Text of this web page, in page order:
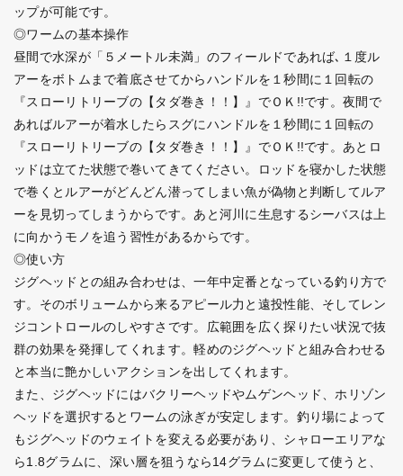
ップが可能です。
◎ワームの基本操作
昼間で水深が「５メートル未満」のフィールドであれば､１度ル
アーをボトムまで着底させてからハンドルを１秒間に１回転の
『スローリトリーブの【タダ巻き！！】』でＯＫ!!です。夜間で
あればルアーが着水したらスグにハンドルを１秒間に１回転の
『スローリトリーブの【タダ巻き！！】』でＯＫ!!です。あとロ
ッドは立てた状態で巻いてきてください。ロッドを寝かした状態
で巻くとルアーがどんどん潜ってしまい魚が偽物と判断してルア
ーを見切ってしまうからです。あと河川に生息するシーバスは上
に向かうモノを追う習性があるからです。
◎使い方
ジグヘッドとの組み合わせは、一年中定番となっている釣り方で
す。そのボリュームから来るアピール力と遠投性能、そしてレン
ジコントロールのしやすさです。広範囲を広く探りたい状況で抜
群の効果を発揮してくれます。軽めのジグヘッドと組み合わせる
と本当に艶かしいアクションを出してくれます。
また、ジグヘッドにはバクリーヘッドやムゲンヘッド、ホリゾン
ヘッドを選択するとワームの泳ぎが安定します。釣り場によって
もジグヘッドのウェイトを変える必要があり、シャローエリアな
ら1.8グラムに、深い層を狙うなら14グラムに変更して使うと、